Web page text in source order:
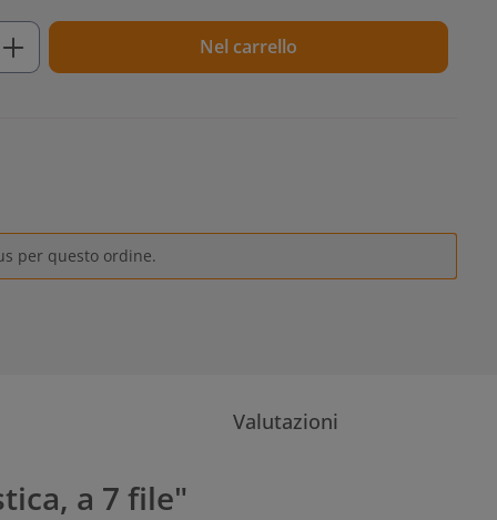
inserisci la quantità desiderata o
Nel carrello
per questo ordine.
Valutazioni
a 7 file"